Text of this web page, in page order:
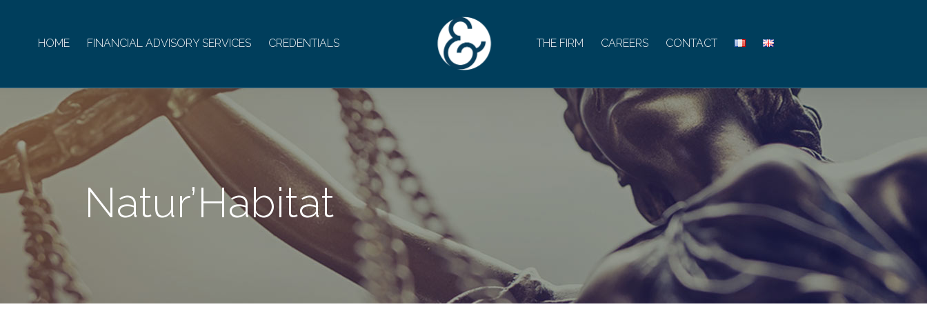
HOME FINANCIAL ADVISORY SERVICES CREDENTIALS THE FIRM CAREERS CONTACT
Natur’Habitat